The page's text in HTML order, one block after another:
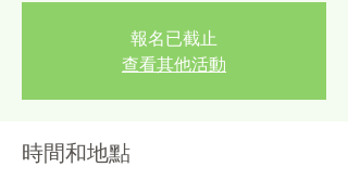
報名已截止
查看其他活動
時間和地點